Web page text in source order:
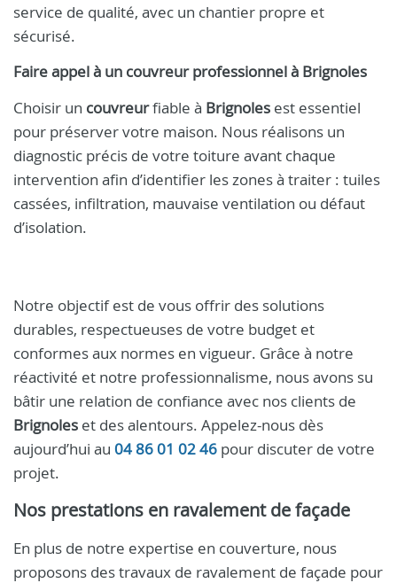
service de qualité, avec un chantier propre et
sécurisé.
Faire appel à un couvreurprofessionnel à Brignoles
Choisir un couvreurfiable à Brignoles est essentiel
pour préserver votre maison. Nous réalisons un
diagnostic précis de votre toiture avant chaque
intervention afin d’identifier les zones à traiter : tuiles
cassées, infiltration, mauvaise ventilation ou défaut
d’isolation.
Notre objectif est de vous offrir des solutions
durables, respectueuses de votre budget et
conformes aux normes en vigueur. Grâce à notre
réactivité et notre professionnalisme, nous avons su
bâtir une relation de confiance avec nos clients de
Brignoles et des alentours. Appelez-nous dès
aujourd’hui au 04 86 01 02 46 pour discuter de votre
projet.
Nos prestations en ravalement de façade
En plus de notre expertise en couverture, nous
proposons des travaux de ravalement de façade pour